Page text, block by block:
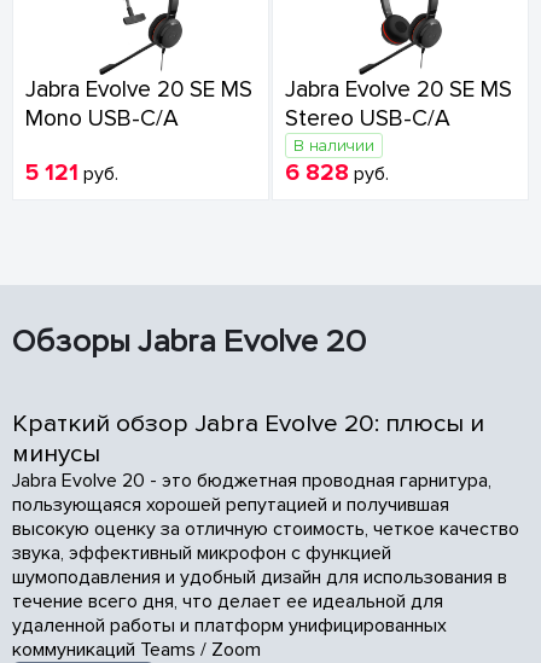
Jabra Evolve 20 SE MS
Mono USB-C/A
5 121 руб.
Jabra Evolve 20 SE MS
Stereo USB-C/A
В наличии
6 828 руб.
Обзоры Jabra Evolve 20
Краткий обзор Jabra Evolve 20: плюсы и
минусы
Jabra Evolve 20 - это бюджетная проводная гарнитура,
пользующаяся хорошей репутацией и получившая
высокую оценку за отличную стоимость, четкое качество
звука, эффективный микрофон с функцией
шумоподавления и удобный дизайн для использования в
течение всего дня, что делает ее идеальной для
удаленной работы и платформ унифицированных
коммуникаций Teams / Zoom